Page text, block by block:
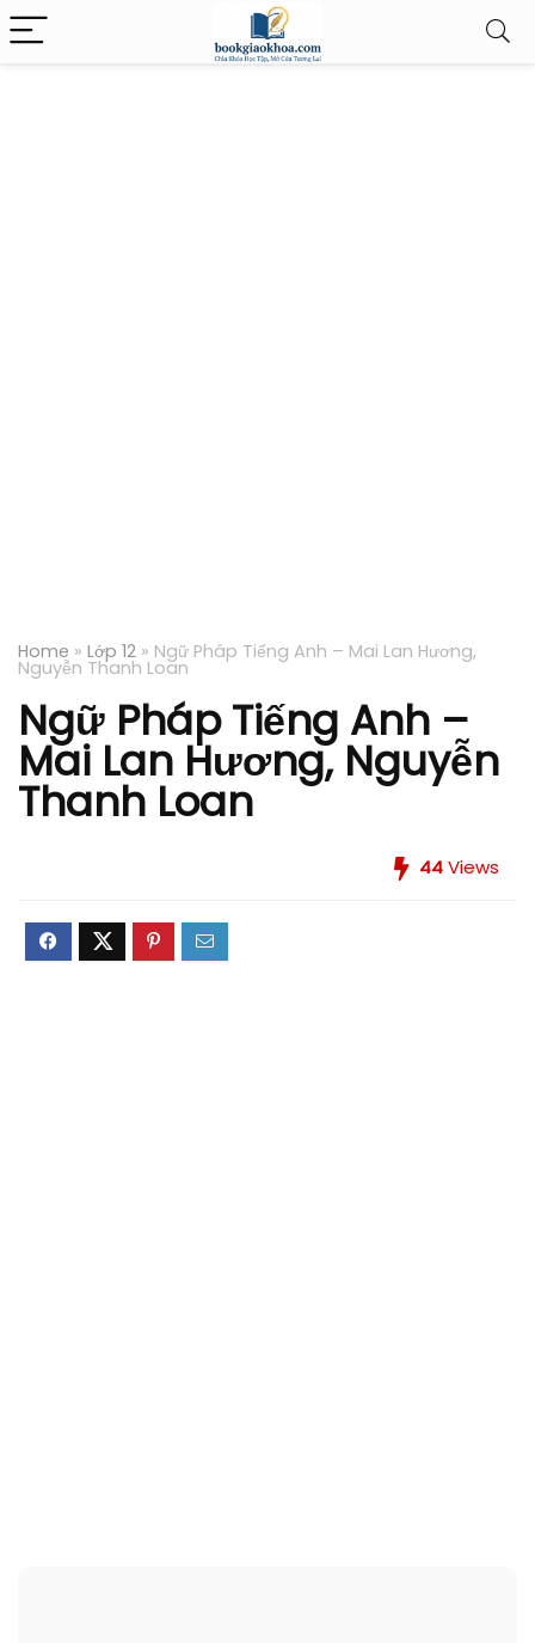
Home » Lớp 12 » Ngữ Pháp Tiếng Anh – Mai Lan Hương,
Nguyễn Thanh Loan
Ngữ Pháp Tiếng Anh –
Mai Lan Hương, Nguyễn
Thanh Loan
44Views